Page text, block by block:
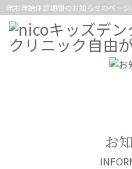
年末年始休診期間のお知らせのペー
お